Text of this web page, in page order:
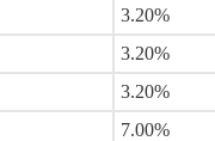
3.20%
3.20%
3.20%
7.00%